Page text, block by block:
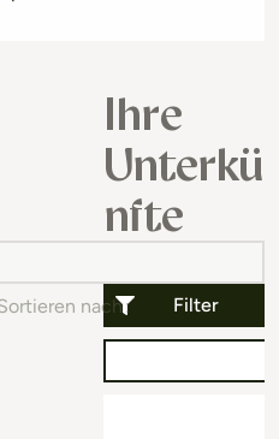
Ihre
Unterkü
nfte
Filter
nach Beliebtheit